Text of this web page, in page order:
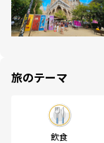
旅のテーマ
飲食